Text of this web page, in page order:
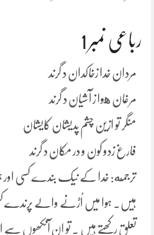
رباعی نمبر 1
مردان خدا زخاکدان د گرند
مرغان هوا ز آشیان د گرند
منگر تو ازین چشم پدیشان کایشان
فارغ زدو کون و در مکان د گرند
ترجمه: خدا کے نیک بندے کسی
ہیں۔ ہوا میں اُڑنے والے پرندے
تعلق رکھتے ہیں ۔ تو ان آنکھوں سے